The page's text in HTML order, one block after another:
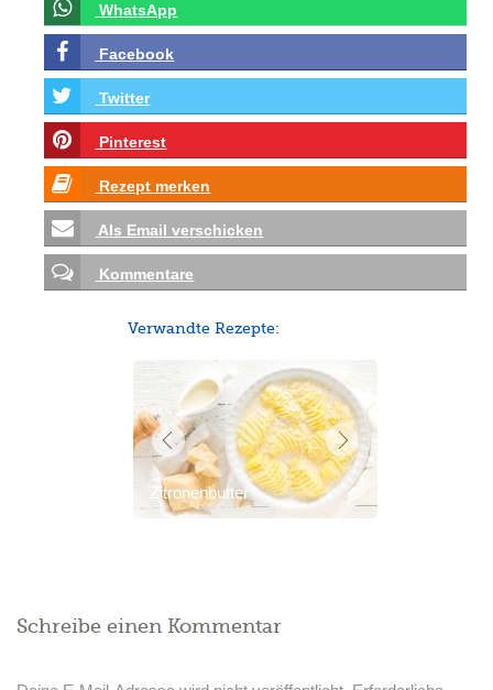
WhatsApp
Facebook
Twitter
Pinterest
Rezept merken
Als Email verschicken
Kommentare
Verwandte Rezepte:
Zitronenbutter
Schreibe einen Kommentar